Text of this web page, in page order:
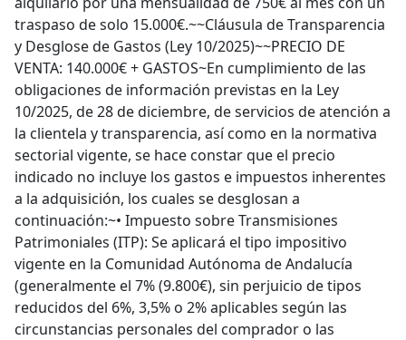
traspaso de solo 15.000€.~~Cláusula de Transparencia
y Desglose de Gastos (Ley 10/2025)~~PRECIO DE
VENTA: 140.000€ + GASTOS~En cumplimiento de las
obligaciones de información previstas en la Ley
10/2025, de 28 de diciembre, de servicios de atención a
la clientela y transparencia, así como en la normativa
sectorial vigente, se hace constar que el precio
indicado no incluye los gastos e impuestos inherentes
a la adquisición, los cuales se desglosan a
continuación:~• Impuesto sobre Transmisiones
Patrimoniales (ITP): Se aplicará el tipo impositivo
vigente en la Comunidad Autónoma de Andalucía
(generalmente el 7% (9.800€), sin perjuicio de tipos
reducidos del 6%, 3,5% o 2% aplicables según las
circunstancias personales del comprador o las